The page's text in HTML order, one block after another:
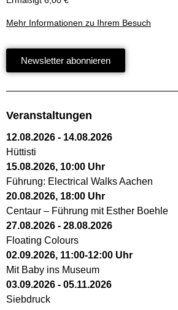
Mehr Informationen zu Ihrem Besuch
Newsletter abonnieren
Veranstaltungen
12.08.2026 - 14.08.2026
Hüttisti
15.08.2026, 10:00 Uhr
Führung: Electrical Walks Aachen
20.08.2026, 18:00 Uhr
Centaur – Führung mit Esther Boehle
27.08.2026 - 28.08.2026
Floating Colours
02.09.2026, 11:00-12:00 Uhr
Mit Baby ins Museum
03.09.2026 - 05.11.2026
Siebdruck